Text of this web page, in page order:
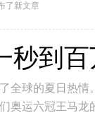
了新文章
秒到
全球的夏日热
奥运六冠王马